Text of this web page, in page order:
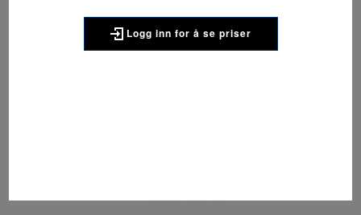
Logg inn for å se priser